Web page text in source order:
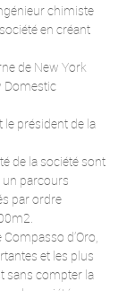
chimiste
en créant
de New York
Domestic
le président de la
de la société sont
parcours
par ordre
d’Oro,
et les plus
sans compter la